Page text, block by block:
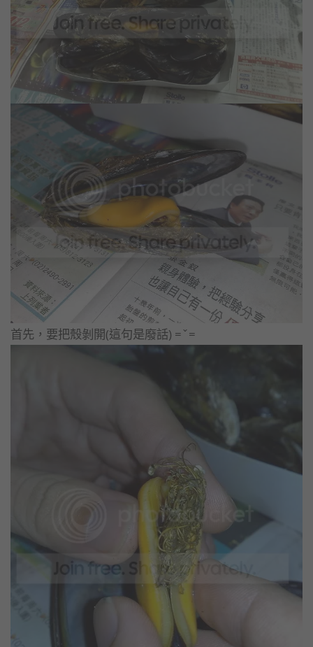
首先，要把殼剝開(這句是廢話) =ˇ=